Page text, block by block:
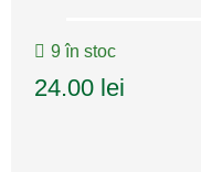
9 în stoc
24.00 lei